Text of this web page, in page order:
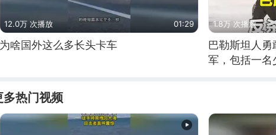
12.0万 次播放 01:29
为啥国外这么多长头卡车
1.8万 次播放
巴勒斯坦人
军，包括一名
多热门视频